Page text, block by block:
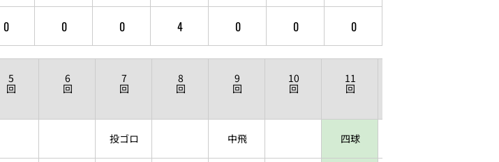
0 0 0 4 0 0 0
5
回
6
回
7
回
8
回
9
回
10
回
11
回
投ゴロ 中飛 四球